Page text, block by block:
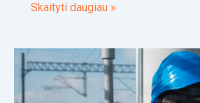
Skaityti daugiau »
Elektros
instaliacijos
atnaujinimas